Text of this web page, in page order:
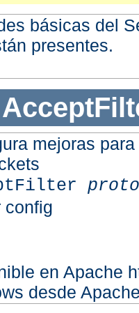
básicas del
presentes.
mejoras
config
en Apache
desde